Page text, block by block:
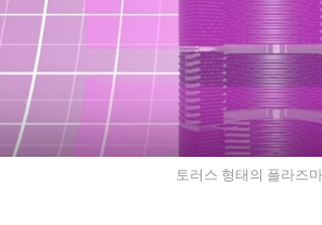
토러스 형태의 플라즈마